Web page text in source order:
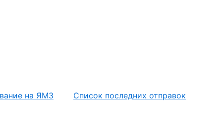
на ЯМЗ Список последних отправок